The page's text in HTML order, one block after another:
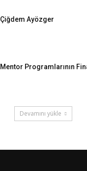
Çiğdem Ayözger
Mentor Programlarının
Devamını yükle